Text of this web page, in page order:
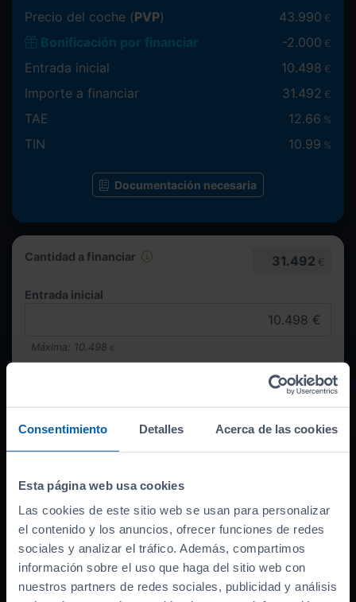
Consentimiento Detalles Acerca de las cookies
Esta página web usa cookies
Las cookies de este sitio web se usan para personalizar
el contenido y los anuncios, ofrecer funciones de redes
sociales y analizar el tráfico. Además, compartimos
información sobre el uso que haga del sitio web con
nuestros partners de redes sociales, publicidad y análisis
Cantidad a financiar 31.492 €
Entrada inicial
Máxima: 10.498 €
Duración
Quiero esta cuota
500 €/mes
Precio del coche (PVP) 43.990 €
Bonificación por financiar -2.000 €
Entrada inicial 10.498 €
Importe a financiar 31.492 €
TAE 12.66 %
TIN 10.99 %
Documentación necesaria